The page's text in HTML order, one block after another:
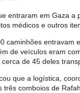
entraram em Gaza a
médicos e outros
caminhões entravam
de veículos eram
de 45 deles
que a logística,
três comboios de